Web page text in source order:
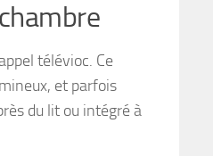
télévioc. Ce
et parfois
du lit ou intégré à